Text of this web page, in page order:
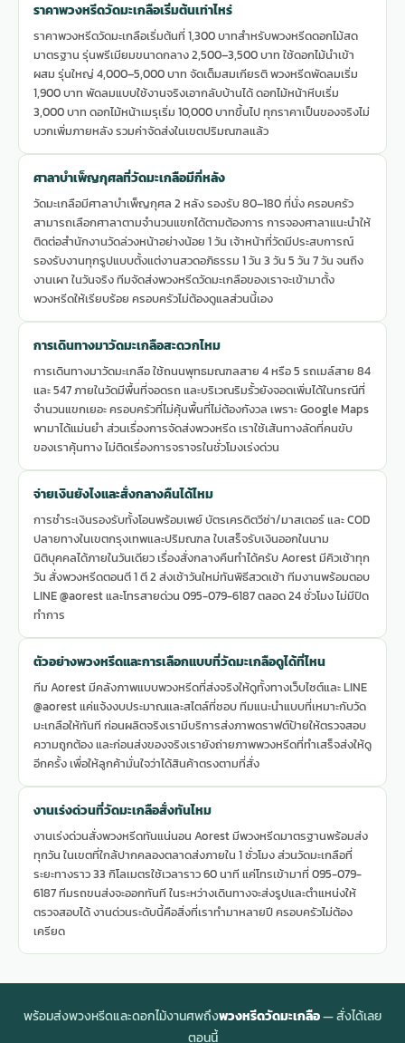
ราคาพวงหรีดวัดมะเกลือเริ่มต้นเท่าไหร่
ราคาพวงหรีดวัดมะเกลือเริ่มต้นที่ 1,300 บาทสำหรับพวงหรีดดอกไม้สด
มาตรฐาน รุ่นพรีเมียมขนาดกลาง 2,500–3,500 บาท ใช้ดอกไม้นำเข้า
ผสม รุ่นใหญ่ 4,000–5,000 บาท จัดเต็มสมเกียรติ พวงหรีดพัดลมเริ่ม
1,900 บาท พัดลมแบบใช้งานจริงเอากลับบ้านได้ ดอกไม้หน้าหีบเริ่ม
3,000 บาท ดอกไม้หน้าเมรุเริ่ม 10,000 บาทขึ้นไป ทุกราคาเป็นของจริงไม่
บวกเพิ่มภายหลัง รวมค่าจัดส่งในเขตปริมณฑลแล้ว
ศาลาบำเพ็ญกุศลที่วัดมะเกลือมีกี่หลัง
วัดมะเกลือมีศาลาบำเพ็ญกุศล 2 หลัง รองรับ 80–180 ที่นั่ง ครอบครัว
สามารถเลือกศาลาตามจำนวนแขกได้ตามต้องการ การจองศาลาแนะนำให้
ติดต่อสำนักงานวัดล่วงหน้าอย่างน้อย 1 วัน เจ้าหน้าที่วัดมีประสบการณ์
รองรับงานทุกรูปแบบตั้งแต่งานสวดอภิธรรม 1 วัน 3 วัน 5 วัน 7 วัน จนถึง
งานเผา ในวันจริง ทีมจัดส่งพวงหรีดวัดมะเกลือของเราจะเข้ามาตั้ง
พวงหรีดให้เรียบร้อย ครอบครัวไม่ต้องดูแลส่วนนี้เอง
การเดินทางมาวัดมะเกลือสะดวกไหม
การเดินทางมาวัดมะเกลือ ใช้ถนนพุทธมณฑลสาย 4 หรือ 5 รถเมล์สาย 84
และ 547 ภายในวัดมีพื้นที่จอดรถ และบริเวณริมรั้วยังจอดเพิ่มได้ในกรณีที่
จำนวนแขกเยอะ ครอบครัวที่ไม่คุ้นพื้นที่ไม่ต้องกังวล เพราะ Google Maps
พามาได้แม่นยำ ส่วนเรื่องการจัดส่งพวงหรีด เราใช้เส้นทางลัดที่คนขับ
ของเราคุ้นทาง ไม่ติดเรื่องการจราจรในชั่วโมงเร่งด่วน
จ่ายเงินยังไงและสั่งกลางคืนได้ไหม
การชำระเงินรองรับทั้งโอนพร้อมเพย์ บัตรเครดิตวีซ่า/มาสเตอร์ และ COD
ปลายทางในเขตกรุงเทพและปริมณฑล ใบเสร็จรับเงินออกในนาม
นิติบุคคลได้ภายในวันเดียว เรื่องสั่งกลางคืนทำได้ครับ Aorest มีคิวเช้าทุก
วัน สั่งพวงหรีดตอนตี 1 ตี 2 ส่งเช้าวันใหม่ทันพิธีสวดเช้า ทีมงานพร้อมตอบ
LINE @aorest และโทรสายด่วน 095-079-6187 ตลอด 24 ชั่วโมง ไม่มีปิด
ทำการ
ตัวอย่างพวงหรีดและการเลือกแบบที่วัดมะเกลือดูได้ที่ไหน
ทีม Aorest มีคลังภาพแบบพวงหรีดที่ส่งจริงให้ดูทั้งทางเว็บไซต์และ LINE
@aorest แค่แจ้งงบประมาณและสไตล์ที่ชอบ ทีมแนะนำแบบที่เหมาะกับวัด
มะเกลือให้ทันที ก่อนผลิตจริงเรามีบริการส่งภาพดราฟต์ป้ายให้ตรวจสอบ
ความถูกต้อง และก่อนส่งของจริงเรายังถ่ายภาพพวงหรีดที่ทำเสร็จส่งให้ดู
อีกครั้ง เพื่อให้ลูกค้ามั่นใจว่าได้สินค้าตรงตามที่สั่ง
งานเร่งด่วนที่วัดมะเกลือสั่งทันไหม
งานเร่งด่วนสั่งพวงหรีดทันแน่นอน Aorest มีพวงหรีดมาตรฐานพร้อมส่ง
ทุกวัน ในเขตที่ใกล้ปากคลองตลาดส่งภายใน 1 ชั่วโมง ส่วนวัดมะเกลือที่
ระยะทางราว 33 กิโลเมตรใช้เวลาราว 60 นาที แค่โทรเข้ามาที่ 095-079-
6187 ทีมรถขนส่งจะออกทันที ในระหว่างเดินทางจะส่งรูปและตำแหน่งให้
ตรวจสอบได้ งานด่วนระดับนี้คือสิ่งที่เราทำมาหลายปี ครอบครัวไม่ต้อง
เครียด
พร้อมส่งพวงหรีดและดอกไม้งานศพถึงพวงหรีดวัดมะเกลือ— สั่งได้เลย
ตอนนี้